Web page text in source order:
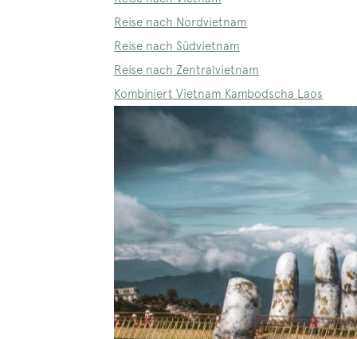
Reise nach Nordvietnam
Reise nach Südvietnam
Reise nach Zentralvietnam
Kombiniert Vietnam Kambodscha Laos